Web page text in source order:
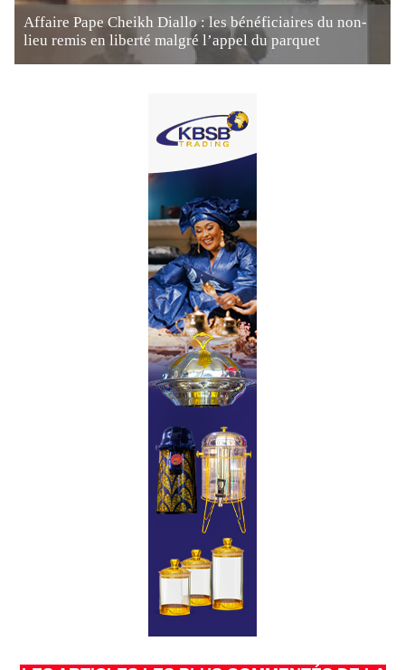
Affaire Pape Cheikh Diallo : les bénéficiaires du non-
lieu remis en liberté malgré l’appel du parquet